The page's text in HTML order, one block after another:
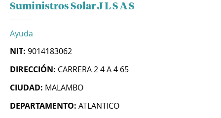
Suministros Solar J L S A S
Ayuda
NIT: 9014183062
DIRECCIÓN: CARRERA 2 4 A 4 65
CIUDAD: MALAMBO
DEPARTAMENTO: ATLANTICO